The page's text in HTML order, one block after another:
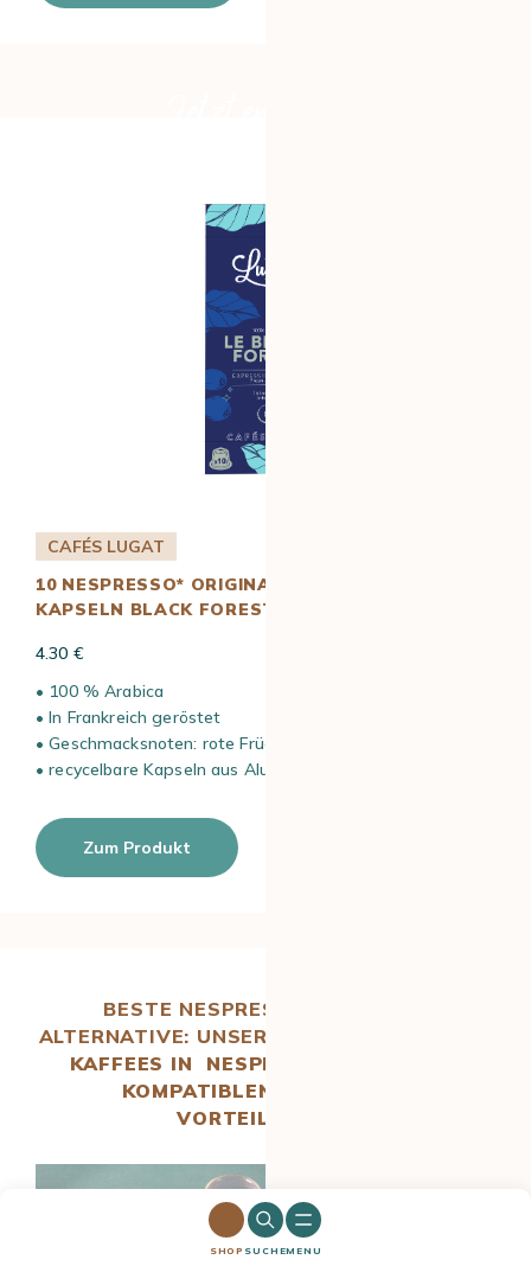
SHOP SUCHEMENU
CAFÉS LUGAT
10 NESPRESSO* ORIGINAL KOMPATIBLE
KAPSELN BLACK FOREST – CAFÉS LUGAT
4.30 €
• 100 % Arabica
• In Frankreich geröstet
• Geschmacksnoten: rote Früchte / Schokolade
• recycelbare Kapseln aus Aluminium
Zum Produkt
BESTE NESPRESSO® KAPSELN
ALTERNATIVE: UNSERE TOP 5
KAFFEES IN NESPRESSO* ORIGINAL-
KOMPATIBLEN KAPSELN IM
VORTEILSPAKET